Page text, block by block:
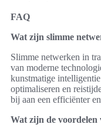
FAQ
Wat zijn slimme
Slimme netwerken in
van moderne
kunstmatige
optimaliseren en
bij aan een efficiënter
Wat zijn de voordelen